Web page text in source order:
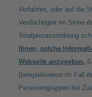
Verfahren, oder auf die
Verdächtigter im Sinne
Strafprozessordnung
Ihnen, solche
Webseite anzugeben.
(beispielsweise im Fall
Personengruppen bei